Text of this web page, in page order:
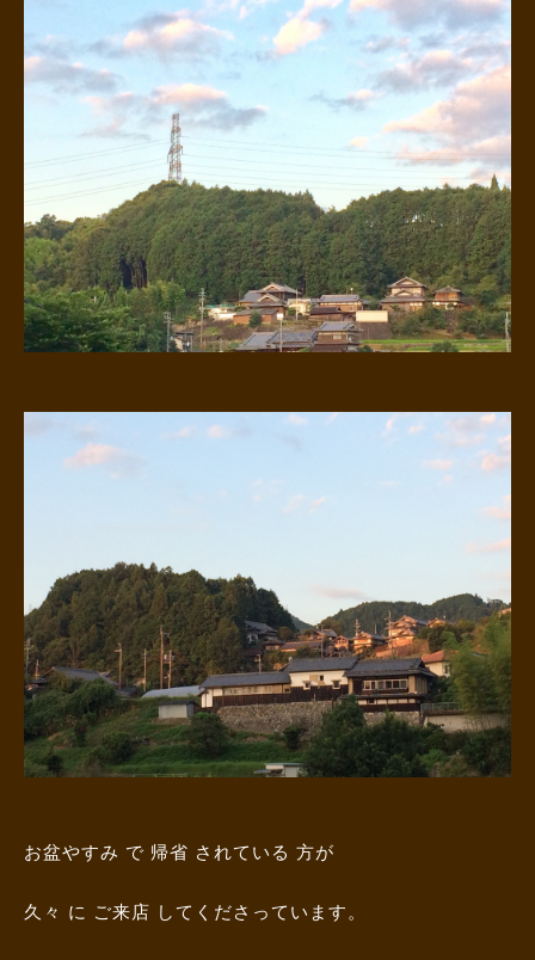
お盆やすみ で 帰省 されている 方が
久々 に ご来店 してくださっています。